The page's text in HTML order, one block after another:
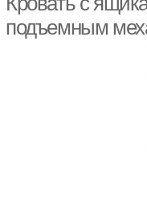
подъемным